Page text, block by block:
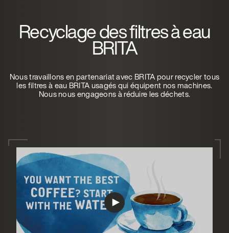
Recyclage des filtres à eau
BRITA
Nous travaillons en partenariat avec BRITA pour recycler tous
les filtres à eau BRITA usagés qui équipent nos machines.
Nous nous engageons à réduire les déchets.